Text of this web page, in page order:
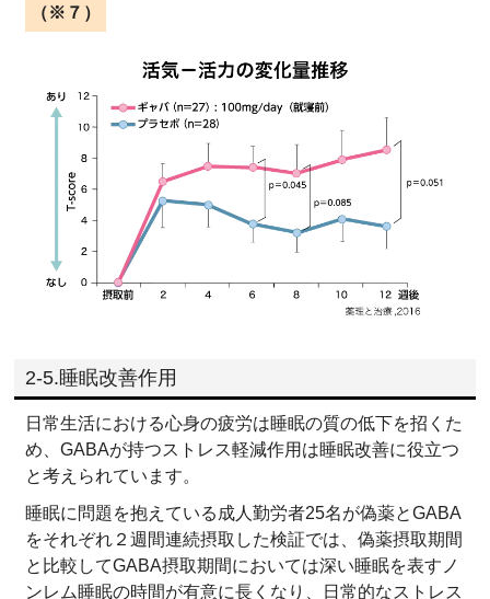
（※７）
2-5.睡眠改善作用
日常生活における心身の疲労は睡眠の質の低下を招くた
め、GABAが持つストレス軽減作用は睡眠改善に役立つ
と考えられています。
睡眠に問題を抱えている成人勤労者25名が偽薬とGABA
をそれぞれ２週間連続摂取した検証では、偽薬摂取期間
と比較してGABA摂取期間においては深い睡眠を表すノ
ンレム睡眠の時間が有意に長くなり、日常的なストレス